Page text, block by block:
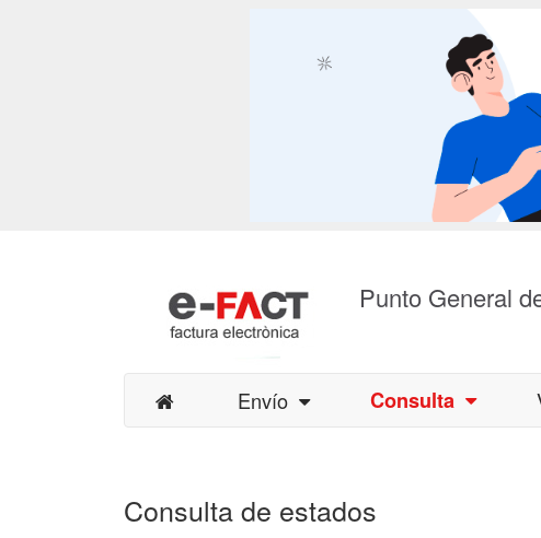
Punto General
Envío Consulta
Consulta de estados